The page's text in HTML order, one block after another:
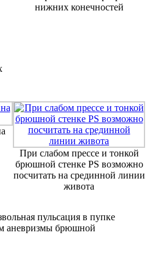
нижних конечностей
При слабом прессе и тонкой
брюшной стенке PS возможно
посчитать на срединной линии
живота
пульсация в пупке
аневризмы брюшной